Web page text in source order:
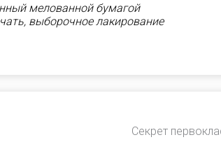
мелованной бумагой
выборочное лакирование
Секрет